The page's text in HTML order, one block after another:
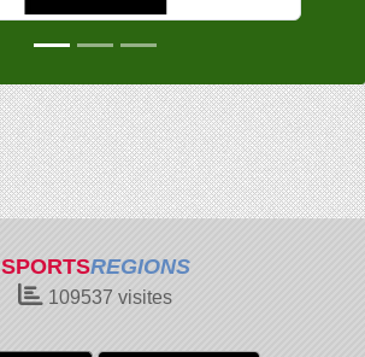
SPORTSREGIONS
109537 visites